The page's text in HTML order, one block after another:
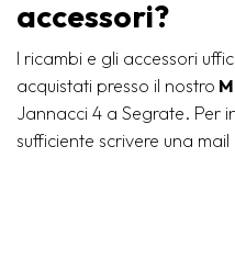
accessori?
I ricambi e gli accessori
acquistati presso il nostro
Jannacci 4 a Segrate. Per
sufficiente scrivere una mail